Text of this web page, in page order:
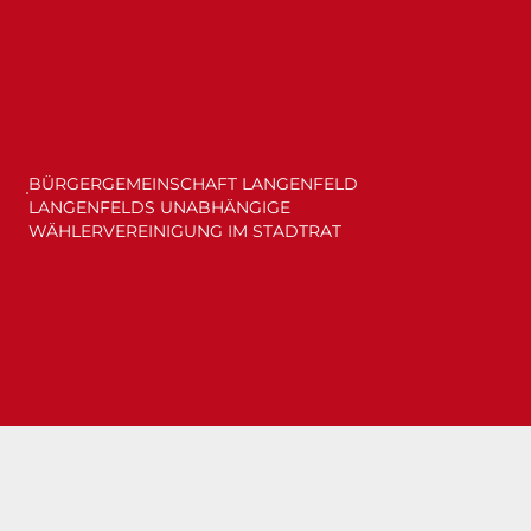
BÜRGERGEMEINSCHAFT LANGENFELD
LANGENFELDS UNABHÄNGIGE
WÄHLERVEREINIGUNG IM STADTRAT